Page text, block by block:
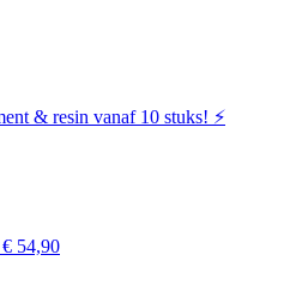
& resin vanaf 10 stuks! ⚡️
54,90